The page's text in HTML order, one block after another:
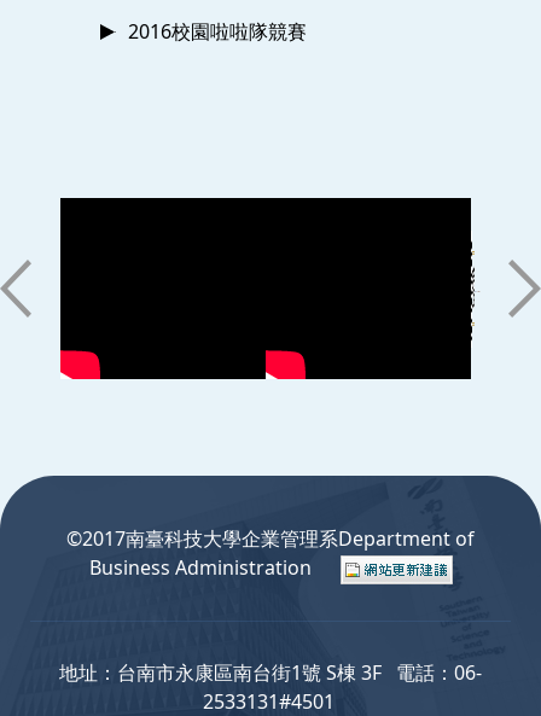
2016校園啦啦隊競賽
©2017南臺科技大學企業管理系Department of
Business Administration
地址：台南市永康區南台街1號 S棟 3F 電話：06-
2533131#4501